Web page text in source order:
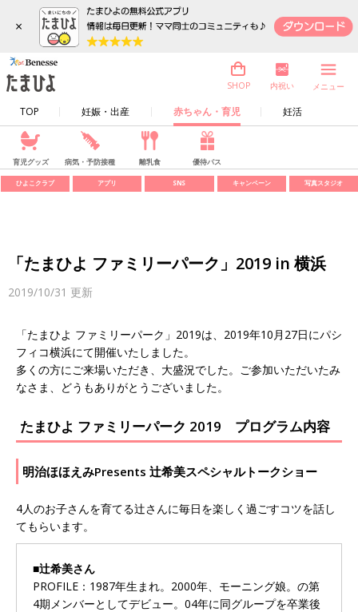
×
TOP 妊娠・出産 赤ちゃん・育児 妊活
SHOP 内祝い メニュー
育児グッズ 病気・予防接種 離乳食 優待パス
ひよこクラブ アプリ SNS キャンペーン 写真スタジオ
「たまひよ ファミリーパーク」2019 in 横浜
2019/10/31 更新
「たまひよ ファミリーパーク」2019は、2019年10月27日にパシ
フィコ横浜にて開催いたしました。
多くの方にご来場いただき、大盛況でした。ご参加いただいたみ
なさま、どうもありがとうございました。
たまひよ ファミリーパーク 2019 プログラム内容
明治ほほえみPresents 辻希美スペシャルトークショー
4人のお子さんを育てる辻さんに毎日を楽しく過ごすコツを話し
てもらいます。
■辻希美さん
PROFILE：1987年生まれ。2000年、モーニング娘。の第
4期メンバーとしてデビュー。04年に同グループを卒業後